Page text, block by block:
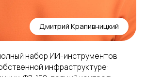
Дмитрий Крапивницкий
набор ИИ-инструментов
инфраструктуре: